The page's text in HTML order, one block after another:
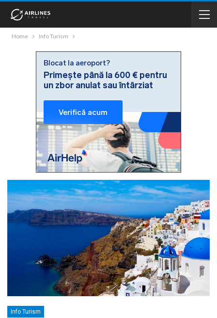
Home Info Turism
Info Turism